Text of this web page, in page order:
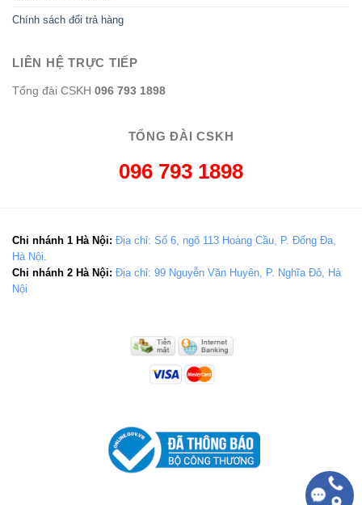
Chính sách đổi trả hàng
LIÊN HỆ TRỰC TIẾP
Tổng đài CSKH 096 793 1898
TỔNG ĐÀI CSKH
096 793 1898
Chi nhánh 1 Hà Nội: Địa chỉ: Số 6, ngõ 113 Hoàng Cầu, P. Đống Đa,
Hà Nội.
Chi nhánh 2 Hà Nội: Địa chỉ: 99 Nguyễn Văn Huyên, P. Nghĩa Đô, Hà
Nội